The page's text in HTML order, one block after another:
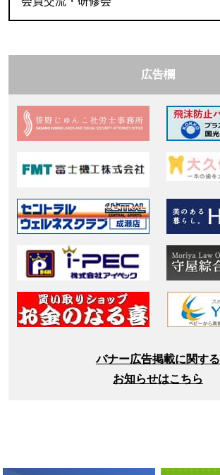
広告欄
バナー広告掲載に関する
お知らせはこちら